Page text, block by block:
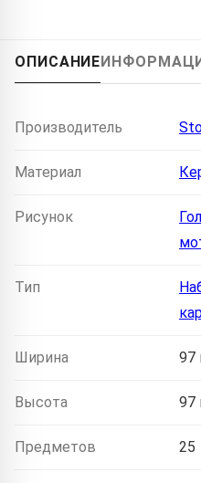
ОПИСАНИЕ
Производитель
Материал
Рисунок
Тип
Ширина 97
Высота 97
Предметов 25